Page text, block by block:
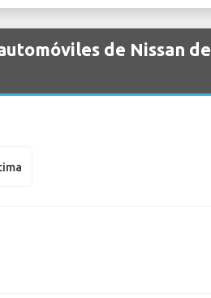
de Nissan de